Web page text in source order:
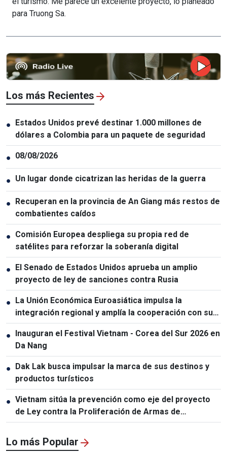
para Truong Sa.
Los más Recientes
● Estados Unidos prevé destinar 1.000 millones de
dólares a Colombia para un paquete de seguridad
● 08/08/2026
● Un lugar donde cicatrizan las heridas de la guerra
● Recuperan en la provincia de An Giang más restos de
combatientes caídos
● Comisión Europea despliega su propia red de
satélites para reforzar la soberanía digital
● El Senado de Estados Unidos aprueba un amplio
proyecto de ley de sanciones contra Rusia
● La Unión Económica Euroasiática impulsa la
integración regional y amplía la cooperación con sus
socios
● Inauguran el Festival Vietnam - Corea del Sur 2026 en
Da Nang
● Dak Lak busca impulsar la marca de sus destinos y
productos turísticos
● Vietnam sitúa la prevención como eje del proyecto
de Ley contra la Proliferación de Armas de
Destrucción Masiva
Lo más Popular